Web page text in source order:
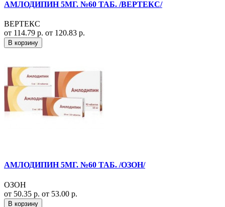
АМЛОДИПИН 5МГ. №60 ТАБ. /ВЕРТЕКС/
ВЕРТЕКС
от 114.79 р. от 120.83 р.
В корзину
АМЛОДИПИН 5МГ. №60 ТАБ. /ОЗОН/
ОЗОН
от 50.35 р. от 53.00 р.
В корзину